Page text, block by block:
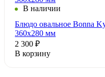
В наличии
Блюдо овальное Bonna
360x280 мм
2 300 ₽
В корзину